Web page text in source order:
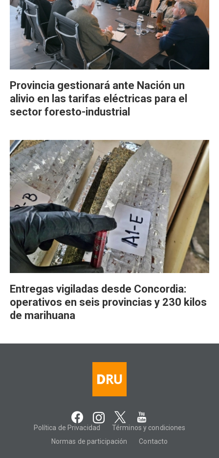
Provincia gestionará ante Nación un
alivio en las tarifas eléctricas para el
sector foresto-industrial
Entregas vigiladas desde Concordia:
operativos en seis provincias y 230 kilos
de marihuana
Política de Privacidad
Términos y condiciones
Normas de participación
Contacto